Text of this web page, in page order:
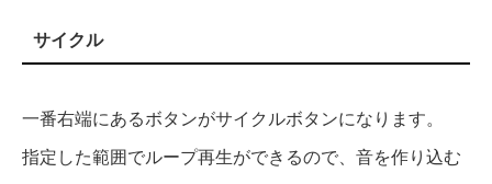
サイクル
一番右端にあるボタンがサイクルボタンになります。
指定した範囲でループ再生ができるので、音を作り込む